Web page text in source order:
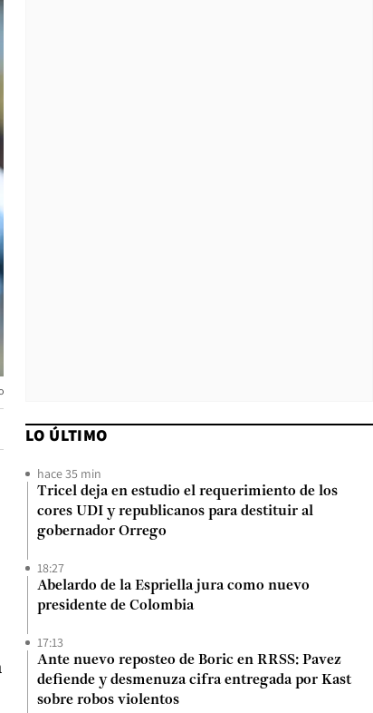
LO ÚLTIMO
hace 35 min
Tricel deja en estudio el requerimiento de los
cores UDI y republicanos para destituir al
gobernador Orrego
18:27
Abelardo de la Espriella jura como nuevo
presidente de Colombia
17:13
Ante nuevo reposteo de Boric en RRSS: Pavez
defiende y desmenuza cifra entregada por Kast
sobre robos violentos